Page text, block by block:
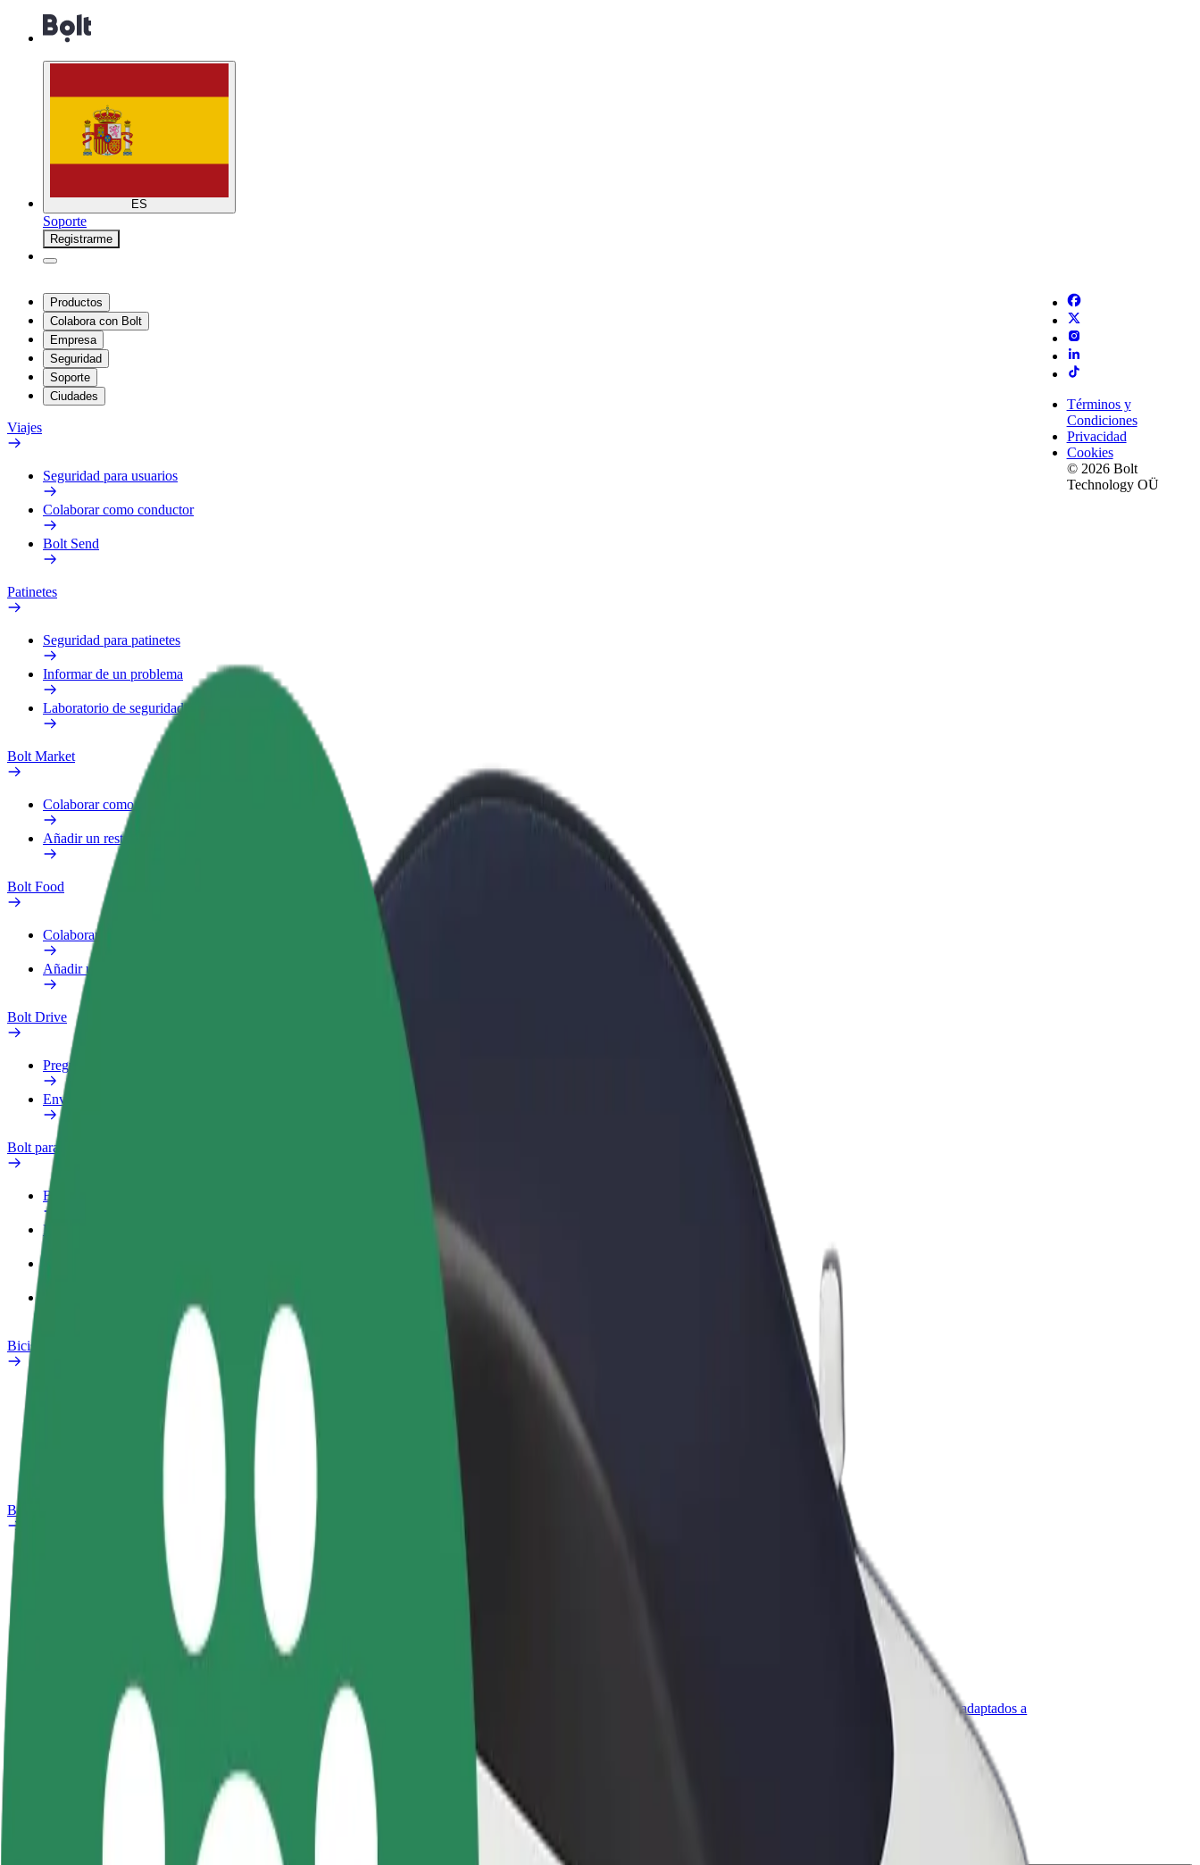
ES
Soporte
Registrarme
Productos
Colabora con Bolt
Empresa
Seguridad
Soporte
Ciudades
Viajes
Seguridad para usuarios
Colaborar como conductor
Bolt Send
Patinetes
Seguridad para patinetes
Informar de un problema
Laboratorio de seguridad
Bolt Market
Colaborar como repartidor
Añadir un restaurante o tienda
Bolt Food
Colaborar como repartidor
Añadir un restaurante o tienda
Bolt Drive
Preguntas frecuentes
Enviar aviso sobre un vehículo
Bolt para empresas
Beneficios
Perfil de trabajo
Bicis
Laboratorio de seguridad
Informar de un problema
Bolt Plus
Colaborar como conductor
Gana dinero colaborando
Colaborar como repartidor
Reparte comida y cobra todas las
Bolt para empresas
Productos y servicios de Bolt adaptados a
Términos y
Condiciones
Privacidad
Cookies
© 2026 Bolt
Technology OÜ
Cómo ir de "Galeria Echo" a "Dworzec autobusowy"
¿Buscas la mejor manera de ir de "Galeria Echo" a "Dworzec autobusowy"? Echa un vistazo a nuestros servicios y encuentra la mejor opción para tu viaje.